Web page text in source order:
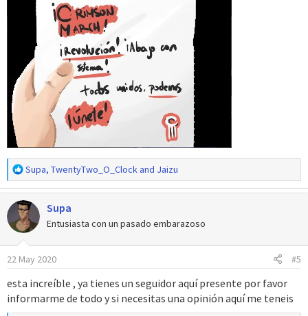
R
e
a
c
c
i
o
n
s
:
Supa, TwentyTwo_O_Clockand Jaizu
Supa
Entusiasta con un pasado embarazoso
22 May 2020 #5
esta increíble , ya tienes un seguidor aquí presente por favor
informarme de todo y si necesitas una opinión aquí me teneis